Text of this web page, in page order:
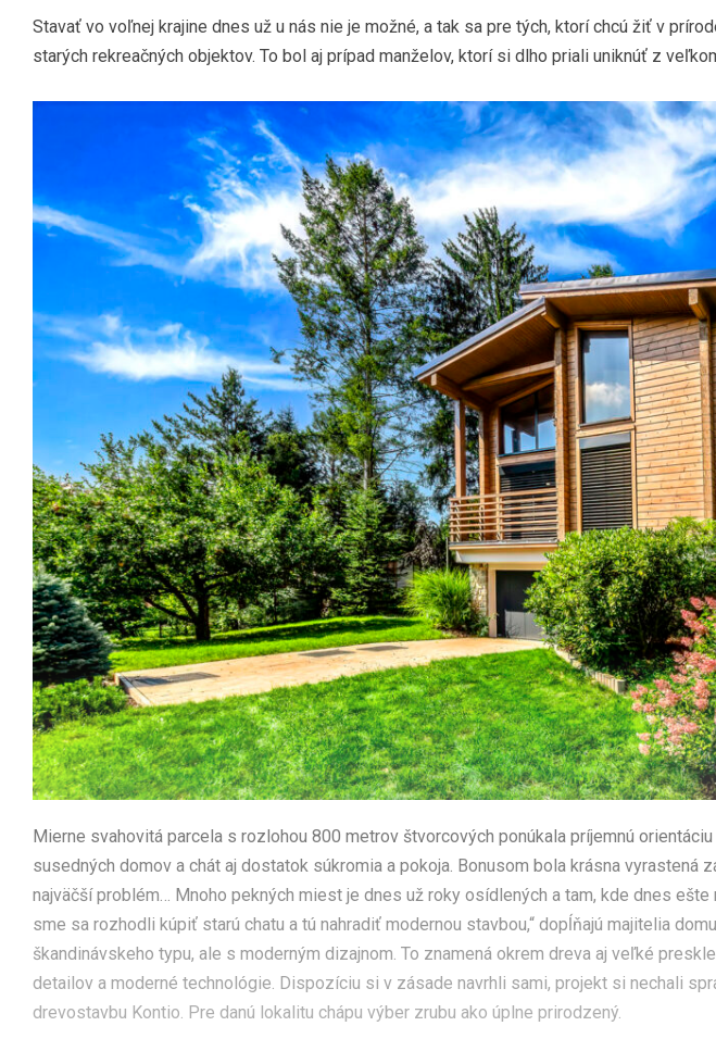
Stavať vo voľnej krajine dnes už u nás nie je možné, a tak sa pre tých, ktorí chcú žiť v
starých rekreačných objektov. To bol aj prípad manželov, ktorí si dlho priali uniknúť z
Mierne svahovitá parcela s rozlohou 800 metrov štvorcových ponúkala príjemnú
susedných domov a chát aj dostatok súkromia a pokoja. Bonusom bola krásna vyrastená
najväčší problém… Mnoho pekných miest je dnes už roky osídlených a tam, kde dnes
sme sa rozhodli kúpiť starú chatu a tú nahradiť modernou stavbou,“ dopĺňajú majitelia
škandinávskeho typu, ale s moderným dizajnom. To znamená okrem dreva aj veľké
detailov a moderné technológie. Dispozíciu si v zásade navrhli sami, projekt si nechali
drevostavbu Kontio. Pre danú lokalitu chápu výber zrubu ako úplne prirodzený.